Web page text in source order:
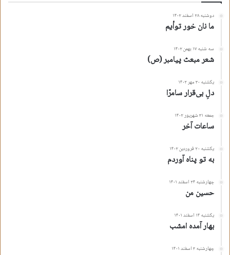
دوشنبه ۲۸ اسفند ۱۴۰۲
ما نان خور توأیم
سه شنبه ۱۷ بهمن ۱۴۰۲
شعر مبعث پیامبر (ص)
یکشنبه ۳۰ مهر ۱۴۰۲
دلِ بی‌قرار سامرّا
جمعه ۳۱ شهریور ۱۴۰۲
ساعات آخر
یکشنبه ۲۰ فروردین ۱۴۰۲
به تو پناه آوردم
چهارشنبه ۲۴ اسفند ۱۴۰۱
حسین من
یکشنبه ۱۴ اسفند ۱۴۰۱
بهار آمده امشب
چهارشنبه ۳ اسفند ۱۴۰۱